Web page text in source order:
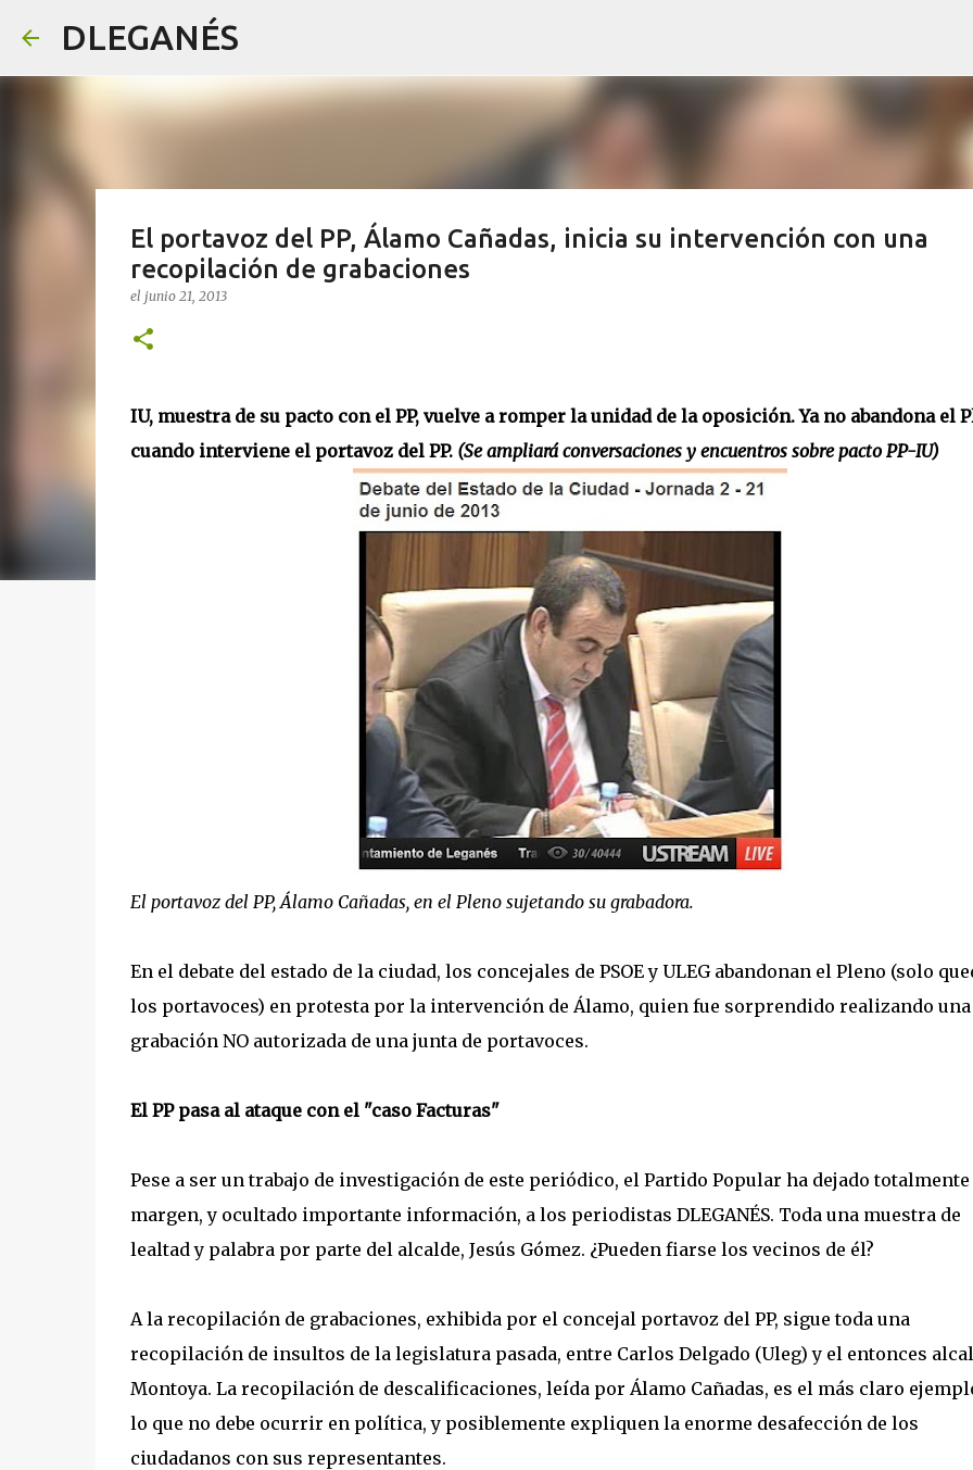
DLEGANÉS
El portavoz del PP, Álamo Cañadas, inicia su intervención con una
recopilación de grabaciones
el junio 21, 2013
IU, muestra de su pacto con el PP, vuelve a romper la unidad de la oposición. Ya no abandona el
cuando interviene el portavoz del PP. (Se ampliará conversaciones y encuentros sobre pacto PP-IU)
El portavoz del PP, Álamo Cañadas, en el Pleno sujetando su grabadora.
En el debate del estado de la ciudad, los concejales de PSOE y ULEG abandonan el Pleno (solo
los portavoces) en protesta por la intervención de Álamo, quien fue sorprendido realizando una
grabación NO autorizada de una junta de portavoces.
El PP pasa al ataque con el "caso Facturas"
Pese a ser un trabajo de investigación de este periódico, el Partido Popular ha dejado totalmente
margen, y ocultado importante información, a los periodistas DLEGANÉS. Toda una muestra de
lealtad y palabra por parte del alcalde, Jesús Gómez. ¿Pueden fiarse los vecinos de él?
A la recopilación de grabaciones, exhibida por el concejal portavoz del PP, sigue toda una
recopilación de insultos de la legislatura pasada, entre Carlos Delgado (Uleg) y el entonces
Montoya. La recopilación de descalificaciones, leída por Álamo Cañadas, es el más claro
lo que no debe ocurrir en política, y posiblemente expliquen la enorme desafección de los
ciudadanos con sus representantes.